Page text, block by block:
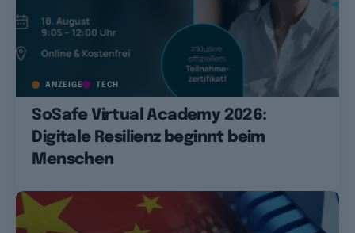
ANZEIGE TECH
SoSafe Virtual Academy 2026:
Digitale Resilienz beginnt beim
Menschen